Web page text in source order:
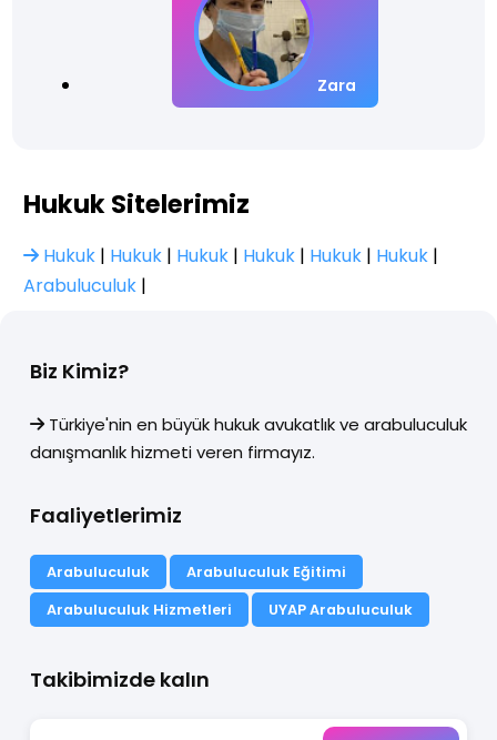
Zara
Hukuk Sitelerimiz
Hukuk | Hukuk | Hukuk | Hukuk | Hukuk | Hukuk |
Arabuluculuk |
Biz Kimiz?
Türkiye'nin en büyük hukuk avukatlık ve arabuluculuk
danışmanlık hizmeti veren firmayız.
Faaliyetlerimiz
Arabuluculuk
Arabuluculuk Eğitimi
Arabuluculuk Hizmetleri
UYAP Arabuluculuk
Takibimizde kalın